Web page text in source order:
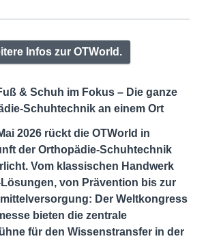
Infos zur OTWorld.
& Schuh im Fokus – Die ganze
Schuhtechnik an einem Ort
2026 rückt die OTWorld in
der Orthopädie-Schuhtechnik
Vom klassischen Handwerk
von Prävention bis zur
Der Weltkongress
bieten die zentrale
für den Wissenstransfer in der